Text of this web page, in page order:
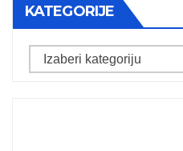
KATEGORIJE
Kategorije